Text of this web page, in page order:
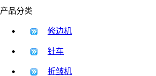
产品分类
修边机
针车
折皱机